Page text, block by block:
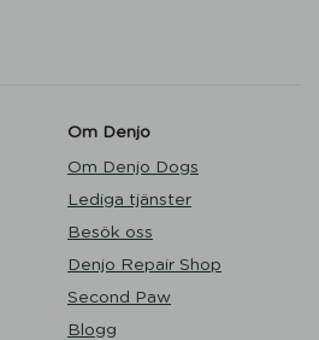
Om Denjo
Om Denjo Dogs
Lediga tjänster
Besök oss
Denjo Repair Shop
Second Paw
Blogg